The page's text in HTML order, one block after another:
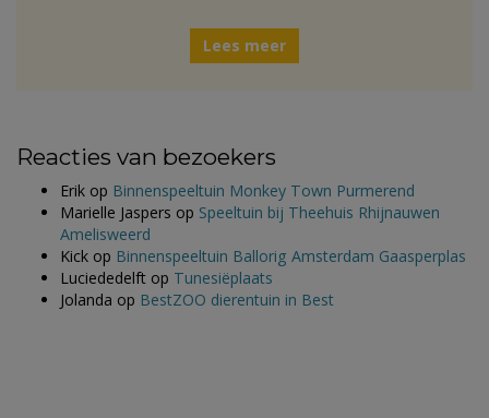
Lees meer
Reacties van bezoekers
Erik op Binnenspeeltuin Monkey Town Purmerend
Marielle Jaspers op Speeltuin bij Theehuis Rhijnauwen
Amelisweerd
Kick op Binnenspeeltuin Ballorig Amsterdam Gaasperplas
Luciededelft op Tunesiëplaats
Jolanda op BestZOO dierentuin in Best